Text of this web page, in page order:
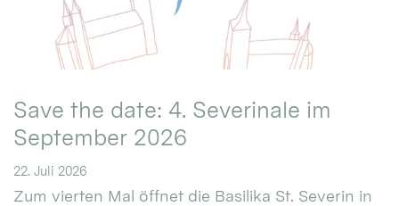
Save the date: 4. Severinale im
September 2026
22. Juli 2026
Zum vierten Mal öffnet die Basilika St. Severin in